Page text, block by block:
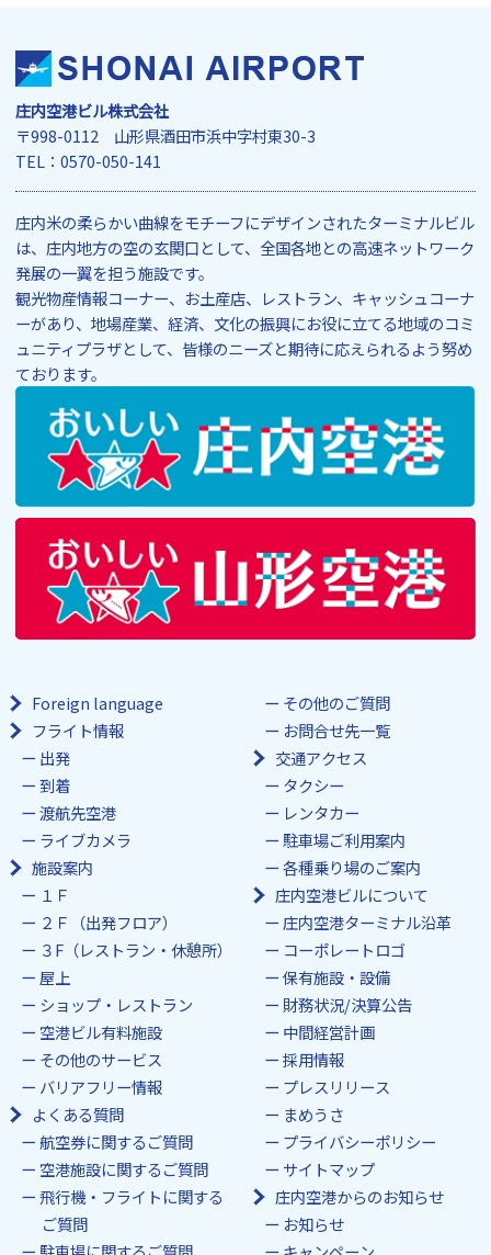
庄内空港ビル株式会社
〒998-0112 山形県酒田市浜中字村東30-3
TEL：0570-050-141
庄内米の柔らかい曲線をモチーフにデザインされたターミナルビル
は、庄内地方の空の玄関口として、全国各地との高速ネットワーク
発展の一翼を担う施設です。
観光物産情報コーナー、お土産店、レストラン、キャッシュコーナ
ーがあり、地場産業、経済、文化の振興にお役に立てる地域のコミ
ュニティプラザとして、皆様のニーズと期待に応えられるよう努め
ております。
Foreign language
フライト情報
出発
到着
渡航先空港
ライブカメラ
施設案内
１Ｆ
２Ｆ（出発フロア）
３F（レストラン・休憩所）
屋上
ショップ・レストラン
空港ビル有料施設
その他のサービス
バリアフリー情報
よくある質問
航空券に関するご質問
空港施設に関するご質問
飛行機・フライトに関する
ご質問
その他のご質問
お問合せ先一覧
交通アクセス
タクシー
レンタカー
駐車場ご利用案内
各種乗り場のご案内
庄内空港ビルについて
庄内空港ターミナル沿革
コーポレートロゴ
保有施設・設備
財務状況/決算公告
中間経営計画
採用情報
プレスリリース
まめうさ
プライバシーポリシー
サイトマップ
庄内空港からのお知らせ
お知らせ